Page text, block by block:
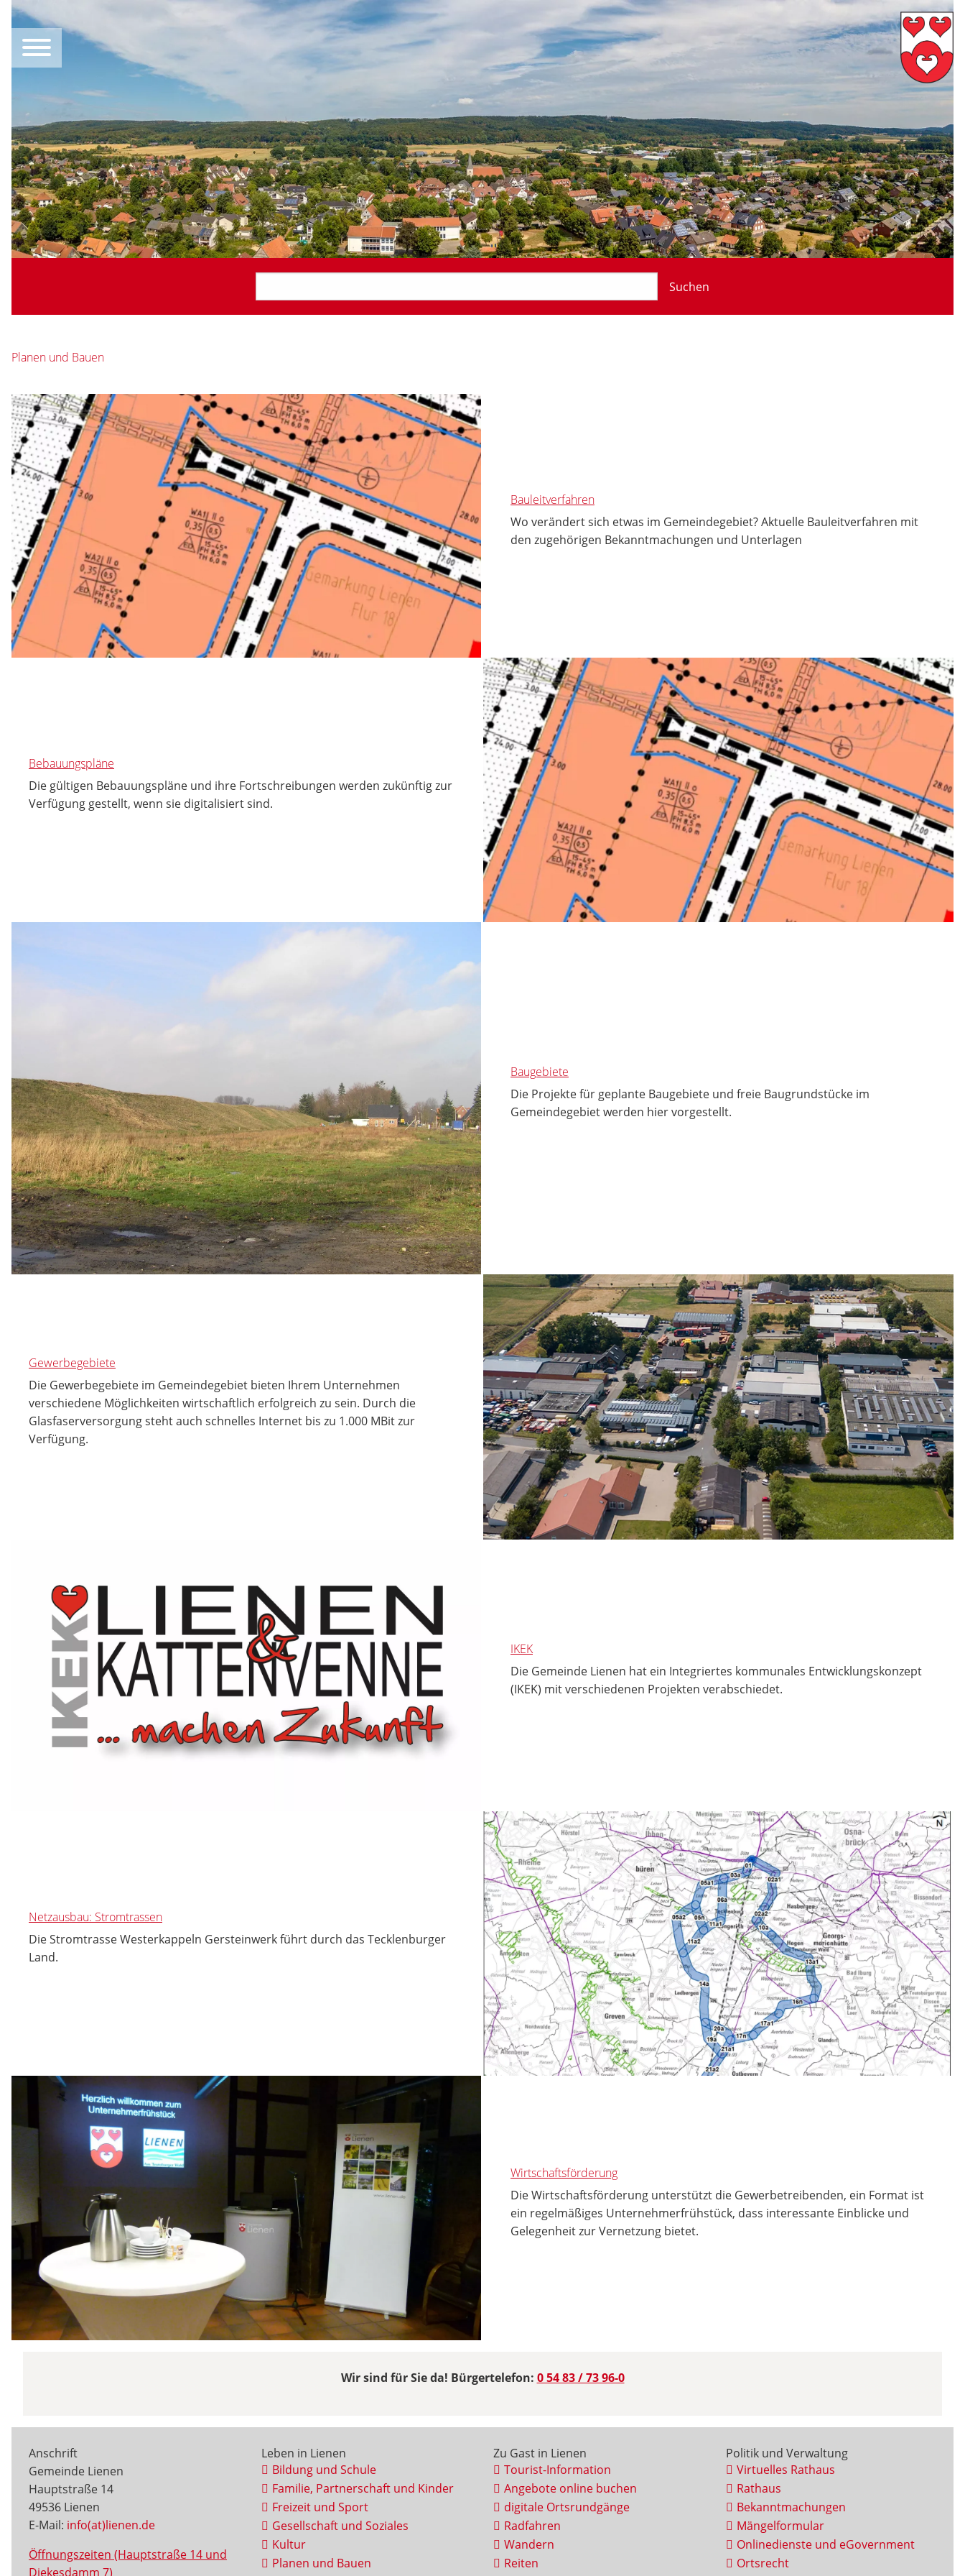
Suchen
Planen und Bauen
Bauleitverfahren
Wo verändert sich etwas im Gemeindegebiet? Aktuelle Bauleitverfahren mit
den zugehörigen Bekanntmachungen und Unterlagen
Bebauungspläne
Die gültigen Bebauungspläne und ihre Fortschreibungen werden zukünftig zur
Verfügung gestellt, wenn sie digitalisiert sind.
Baugebiete
Die Projekte für geplante Baugebiete und freie Baugrundstücke im
Gemeindegebiet werden hier vorgestellt.
Gewerbegebiete
Die Gewerbegebiete im Gemeindegebiet bieten Ihrem Unternehmen
verschiedene Möglichkeiten wirtschaftlich erfolgreich zu sein. Durch die
Glasfaserversorgung steht auch schnelles Internet bis zu 1.000 MBit zur
Verfügung.
IKEK
Die Gemeinde Lienen hat ein Integriertes kommunales Entwicklungskonzept
(IKEK) mit verschiedenen Projekten verabschiedet.
Netzausbau: Stromtrassen
Die Stromtrasse Westerkappeln Gersteinwerk führt durch das Tecklenburger
Land.
Wirtschaftsförderung
Die Wirtschaftsförderung unterstützt die Gewerbetreibenden, ein Format ist
ein regelmäßiges Unternehmerfrühstück, dass interessante Einblicke und
Gelegenheit zur Vernetzung bietet.
Wir sind für Sie da! Bürgertelefon: 0 54 83 / 73 96-0
Anschrift
Gemeinde Lienen
Hauptstraße 14
49536 Lienen
E-Mail: info(at)lienen.de
Öffnungszeiten (Hauptstraße 14 und
Diekesdamm 7)
Leben in Lienen
Bildung und Schule
Familie, Partnerschaft und Kinder
Freizeit und Sport
Gesellschaft und Soziales
Kultur
Planen und Bauen
Zu Gast in Lienen
Tourist-Information
Angebote online buchen
digitale Ortsrundgänge
Radfahren
Wandern
Reiten
Politik und Verwaltung
Virtuelles Rathaus
Rathaus
Bekanntmachungen
Mängelformular
Onlinedienste und eGovernment
Ortsrecht